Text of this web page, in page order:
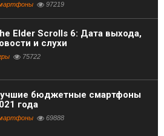
97219
Elder Scrolls 6: Дата выхода,
и слухи
75722
бюджетные смартфоны
года
69888